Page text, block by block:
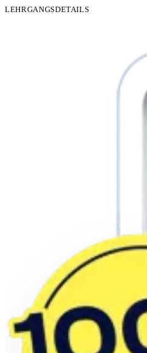
LEHRGANGSDETAILS